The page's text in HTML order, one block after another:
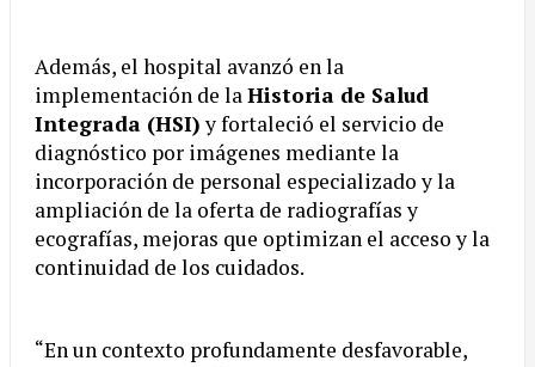
Además, el hospital avanzó en la
implementación de laHistoria de Salud
Integrada (HSI)y fortaleció el servicio de
diagnóstico por imágenes mediante la
incorporación de personal especializado y la
ampliación de la oferta de radiografías y
ecografías, mejoras que optimizan el acceso y la
continuidad de los cuidados.
“En un contexto profundamente desfavorable,